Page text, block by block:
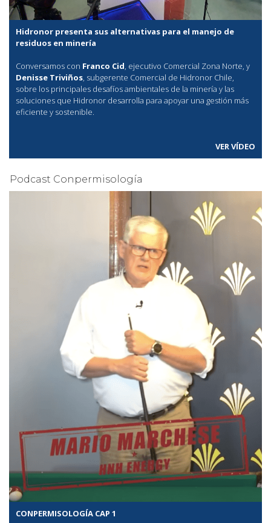
Hidronor presenta sus alternativas para el manejo de
residuos en minería
Conversamos con Franco Cid, ejecutivo Comercial Zona Norte, y
Denisse Triviños, subgerente Comercial de Hidronor Chile,
sobre los principales desafíos ambientales de la minería y las
soluciones que Hidronor desarrolla para apoyar una gestión más
eficiente y sostenible.
VER VÍDEO
Podcast Conpermisología
CONPERMISOLOGÍA CAP 1